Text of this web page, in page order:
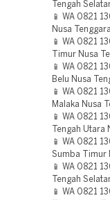
Tengah
📱 WA 0821
Nusa
📱 WA 0821
Timur Nusa
📱 WA 0821
Belu Nusa
📱 WA 0821
Malaka Nusa
📱 WA 0821
Tengah Utara
📱 WA 0821
Sumba Timur
📱 WA 0821
Tengah
📱 WA 0821